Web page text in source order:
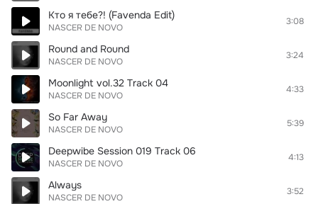
Кто я тебе?! (Favenda Edit)
NASCER DE NOVO
3:08
Round and Round
NASCER DE NOVO
3:24
Moonlight vol.32 Track 04
NASCER DE NOVO
4:33
So Far Away
NASCER DE NOVO
5:39
Deepwibe Session 019 Track 06
NASCER DE NOVO
4:13
Always
NASCER DE NOVO
3:52